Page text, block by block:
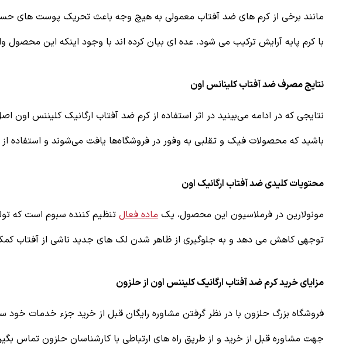
مانند برخی از کرم های ضد آفتاب معمولی به هیچ وجه باعث تحریک پوست های
با کرم پایه آرایش ترکیب می شود. عده ای بیان کرده اند با وجود اینکه این
نتایج مصرف ضد آفتاب کلینانس اون
نتایجی که در ادامه می‌بینید در اثر استفاده از کرم ضد آفتاب ارگانیک کلیننس
باشید که محصولات فیک و تقلبی به وفور در فروشگاه‌ها یافت می‌شوند و استفاده
محتویات کلیدی ضد آفتاب ارگانیک اون
مونولارین در فرملاسیون این محصول، یک ماده فعال تنظیم کننده سبوم است که
توجهی کاهش می دهد و به جلوگیری از ظاهر شدن لک های جدید ناشی از آفتاب
مزایای خرید کرم ضد آفتاب ارگانیک کلیننس اون از حلزون
فروشگاه بزرگ حلزون با در نظر گرفتن مشاوره رایگان قبل از خرید جزء خدمات
جهت مشاوره قبل از خرید و از طریق راه های ارتباطی با کارشناسان حلزون تماس